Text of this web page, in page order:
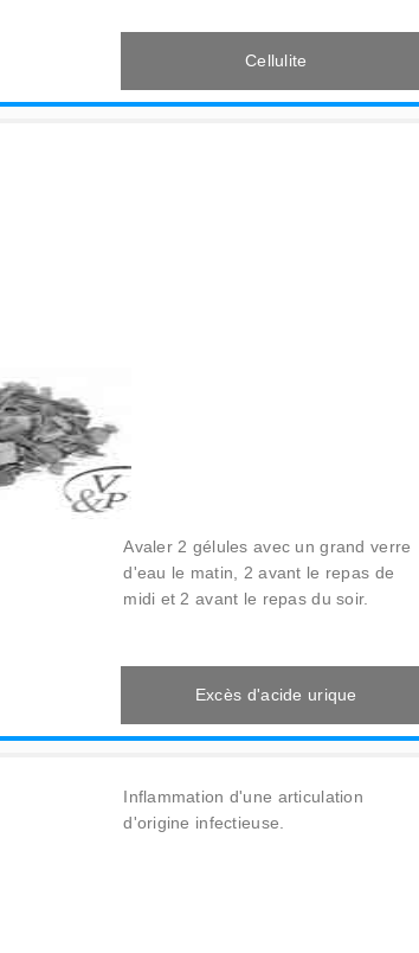
Cellulite
Avaler 2 gélules avec un grand verre
d'eau le matin, 2 avant le repas de
midi et 2 avant le repas du soir.
Excès d'acide urique
Inflammation d'une articulation
d'origine infectieuse.